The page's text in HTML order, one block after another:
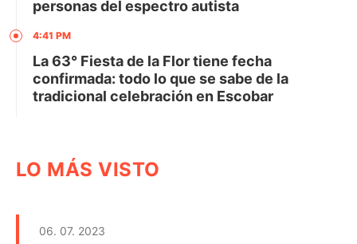
personas del espectro autista
4:41 PM
La 63° Fiesta de la Flor tiene fecha
confirmada: todo lo que se sabe de la
tradicional celebración en Escobar
LO MÁS VISTO
06. 07. 2023